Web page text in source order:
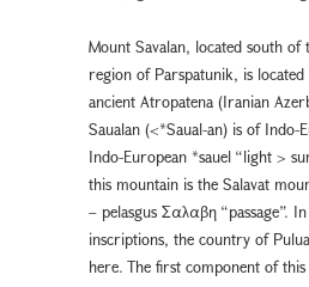
Mount Savalan, located south of
region of Parspatunik, is
ancient Atropatena (Iranian
Saualan (<*Saual-an) is of
Indo-European *sauel “light >
this mountain is the Salavat
– pelasgus Σαλαβη “passage”.
inscriptions, the country of
here. The first component of